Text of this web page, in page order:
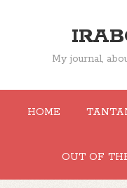
My journal,
HOME
OUT OF